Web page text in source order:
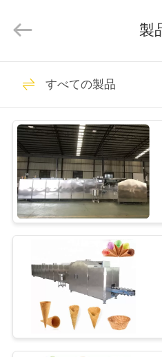
プ
ロ
ダ
ク
ト
に
supplier.
Copyright
2026
Management
Co.,LTD.
Rights
Reserved.
機械を作
アイスク
コーン
アイスク
コーン自
製
すべての製品